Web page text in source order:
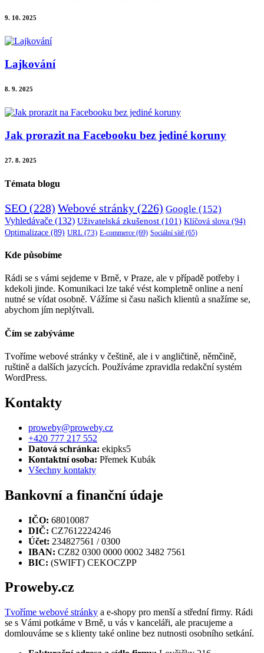
9. 10. 2025
Lajkování
8. 9. 2025
Jak prorazit na Facebooku bez jediné koruny
27. 8. 2025
Témata blogu
SEO (228) Webové stránky (226) Google (152)
Vyhledávače (132) Uživatelská zkušenost (101) Klíčová slova (94)
Optimalizace (89) URL (73) E-commerce (69) Sociální sítě (65)
Kde působíme
Rádi se s vámi sejdeme v Brně, v Praze, ale v případě potřeby i
kdekoli jinde. Komunikaci lze také vést kompletně online a není
nutné se vídat osobně. Vážíme si času našich klientů a snažíme se,
abychom jím neplýtvali.
Čím se zabýváme
Tvoříme webové stránky v češtině, ale i v angličtině, němčině,
ruštině a dalších jazycích. Používáme zpravidla redakční systém
WordPress.
Kontakty
proweby@proweby.cz
+420 777 217 552
Datová schránka: ekipks5
Kontaktní osoba: Přemek Kubák
Všechny kontakty
Bankovní a finanční údaje
IČO: 68010087
DIČ: CZ7612224246
Účet: 234827561 / 0300
IBAN: CZ82 0300 0000 0002 3482 7561
BIC: (SWIFT) CEKOCZPP
Proweby.cz
Tvoříme webové stránky a e-shopy pro menší a střední firmy. Rádi
se s Vámi potkáme v Brně, u vás v kanceláři, ale pracujeme a
domlouváme se s klienty také online bez nutnosti osobního setkání.